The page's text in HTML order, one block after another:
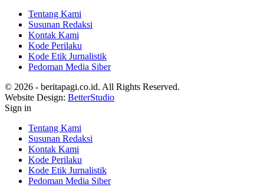
Tentang Kami
Susunan Redaksi
Kontak Kami
Kode Perilaku
Kode Etik Jurnalistik
Pedoman Media Siber
© 2026 - beritapagi.co.id. All Rights Reserved.
Website Design: BetterStudio
Sign in
Tentang Kami
Susunan Redaksi
Kontak Kami
Kode Perilaku
Kode Etik Jurnalistik
Pedoman Media Siber